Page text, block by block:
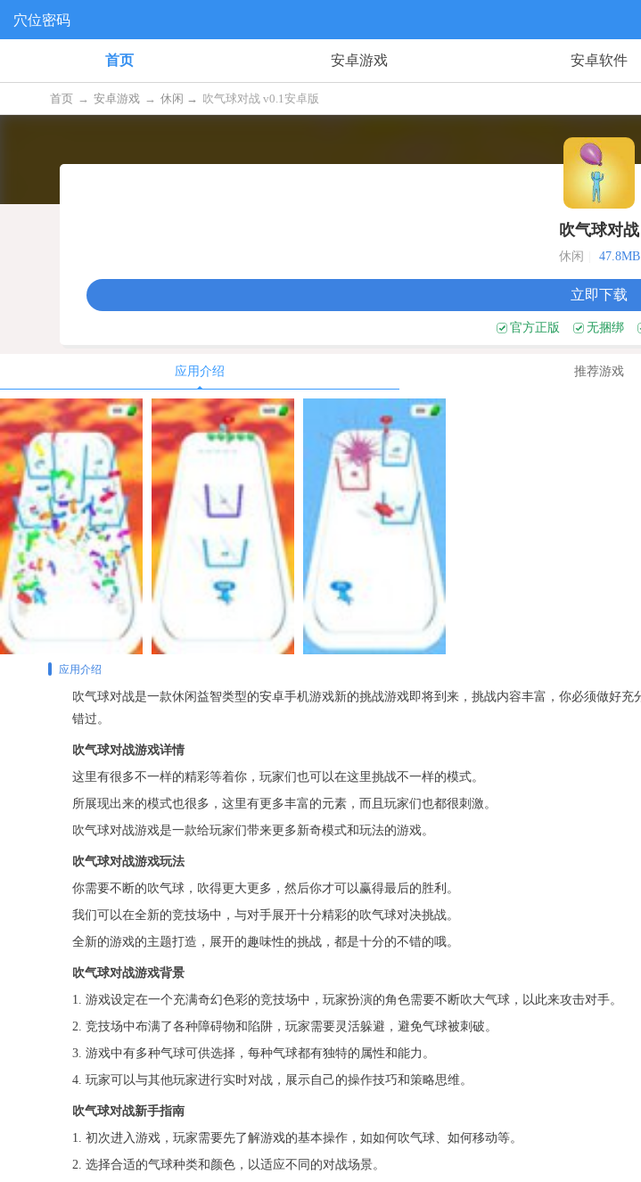
穴位密码
首页 安卓游戏 安卓软件
首页 → 安卓游戏 → 休闲 → 吹气球对战 v0.1安卓版
吹气球对战
休闲 47.8MB
立即下载
官方正版 无捆绑
应用介绍 推荐游戏
应用介绍
吹气球对战是一款休闲益智类型的安卓手机游戏新的挑战游戏即将到来，挑战内容丰富，你必须做好
错过。
吹气球对战游戏详情
这里有很多不一样的精彩等着你，玩家们也可以在这里挑战不一样的模式。
所展现出来的模式也很多，这里有更多丰富的元素，而且玩家们也都很刺激。
吹气球对战游戏是一款给玩家们带来更多新奇模式和玩法的游戏。
吹气球对战游戏玩法
你需要不断的吹气球，吹得更大更多，然后你才可以赢得最后的胜利。
我们可以在全新的竞技场中，与对手展开十分精彩的吹气球对决挑战。
全新的游戏的主题打造，展开的趣味性的挑战，都是十分的不错的哦。
吹气球对战游戏背景
1. 游戏设定在一个充满奇幻色彩的竞技场中，玩家扮演的角色需要不断吹大气球，以此来攻击对手。
2. 竞技场中布满了各种障碍物和陷阱，玩家需要灵活躲避，避免气球被刺破。
3. 游戏中有多种气球可供选择，每种气球都有独特的属性和能力。
4. 玩家可以与其他玩家进行实时对战，展示自己的操作技巧和策略思维。
吹气球对战新手指南
1. 初次进入游戏，玩家需要先了解游戏的基本操作，如如何吹气球、如何移动等。
2. 选择合适的气球种类和颜色，以适应不同的对战场景。